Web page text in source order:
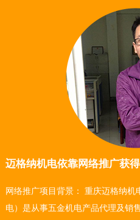
迈格纳机电依靠网络推广获
网络推广项目背景： 重庆迈格纳
电）是从事五金机电产品代理及销